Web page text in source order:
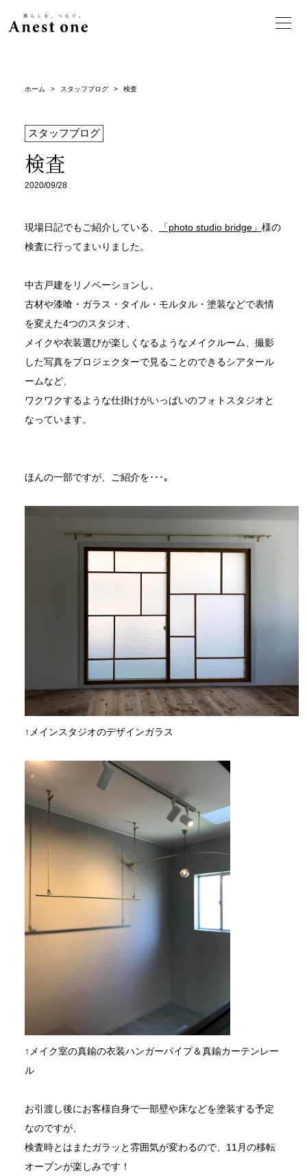
ホーム > スタッフブログ > 検査
スタッフブログ
検査
2020/09/28
現場日記でもご紹介している、 「photo studio bridge」 様の
検査に行ってまいりました。
中古戸建をリノベーションし、
古材や漆喰・ガラス・タイル・モルタル・塗装などで表情
を変えた4つのスタジオ、
メイクや衣装選びが楽しくなるようなメイクルーム、撮影
した写真をプロジェクターで見ることのできるシアタール
ームなど、
ワクワクするような仕掛けがいっぱいのフォトスタジオと
なっています。
ほんの一部ですが、ご紹介を･･･｡
↑メインスタジオのデザインガラス
↑メイク室の真鍮の衣装ハンガーパイプ＆真鍮カーテンレー
ル
お引渡し後にお客様自身で一部壁や床などを塗装する予定
なのですが、
検査時とはまたガラッと雰囲気が変わるので、11月の移転
オープンが楽しみです！